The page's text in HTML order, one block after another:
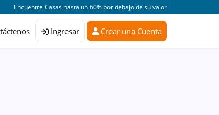
Encuentre Casas hasta un 60% por debajo de su valor
Ingresar Crear una Cuenta